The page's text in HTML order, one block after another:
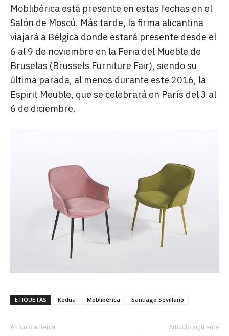
Moblibérica está presente en estas fechas en el
Salón de Moscú. Más tarde, la firma alicantina
viajará a Bélgica donde estará presente desde el
6 al 9 de noviembre en la Feria del Mueble de
Bruselas (Brussels Furniture Fair), siendo su
última parada, al menos durante este 2016, la
Espirit Meuble, que se celebrará en París del 3 al
6 de diciembre.
ETIQUETAS Kedua Moblibérica Santiago Sevillano
Artículo anterior Artículo siguiente